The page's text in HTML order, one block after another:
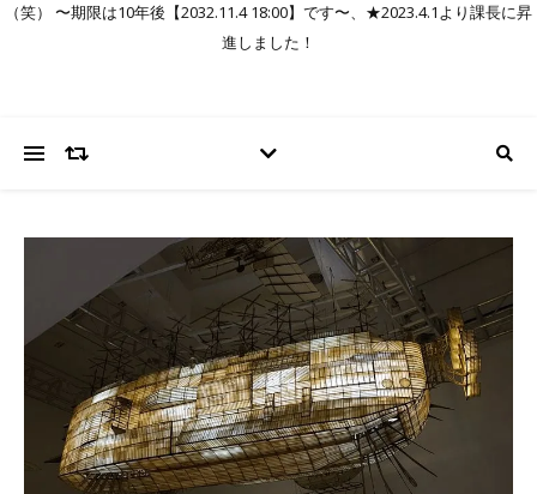
（笑） 〜期限は10年後【2032.11.4 18:00】です〜、★2023.4.1より課長に昇
進しました！